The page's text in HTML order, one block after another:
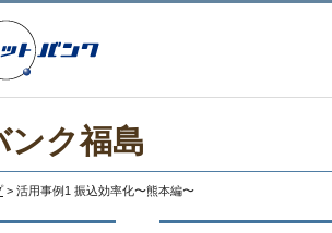
ンク福島
> 活用事例1 振込効率化〜熊本編〜